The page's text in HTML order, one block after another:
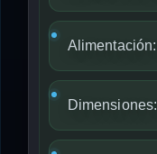
Alimentación:
Dimensiones: